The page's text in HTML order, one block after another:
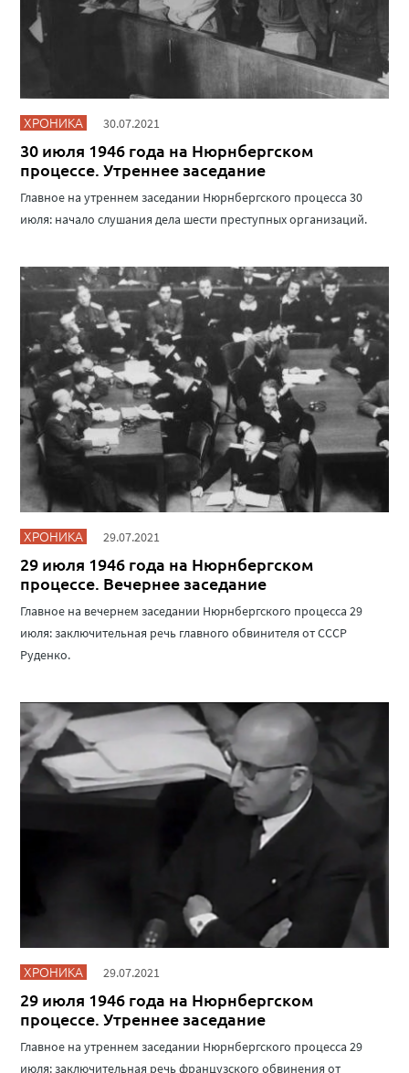
ХРОНИКА 30.07.2021
30 июля 1946 года на Нюрнбергском
процессе. Утреннее заседание
Главное на утреннем заседании Нюрнбергского процесса 30
июля: начало слушания дела шести преступных организаций.
ХРОНИКА 29.07.2021
29 июля 1946 года на Нюрнбергском
процессе. Вечернее заседание
Главное на вечернем заседании Нюрнбергского процесса 29
июля: заключительная речь главного обвинителя от СССР
Руденко.
ХРОНИКА 29.07.2021
29 июля 1946 года на Нюрнбергском
процессе. Утреннее заседание
Главное на утреннем заседании Нюрнбергского процесса 29
июля: заключительная речь французского обвинения от